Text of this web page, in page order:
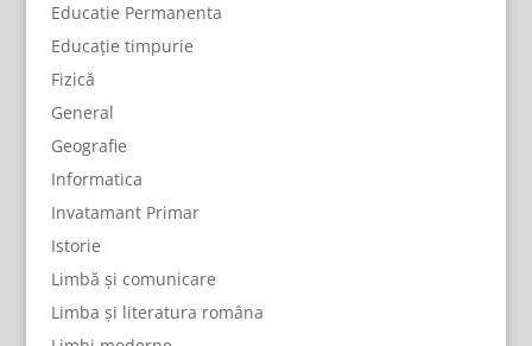
Educatie Permanenta
Educație timpurie
Fizică
General
Geografie
Informatica
Invatamant Primar
Istorie
Limbă și comunicare
Limba și literatura româna